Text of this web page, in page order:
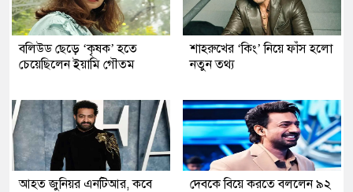
বলিউড ছেড়ে ‘কৃষক’ হতে
চেয়েছিলেন ইয়ামি গৌতম
শাহরুখের ‘কিং’ নিয়ে ফাঁস হলো
নতুন তথ্য
আহত জুনিয়র এনটিআর, কবে
দেবকে বিয়ে করতে বললেন ৯২